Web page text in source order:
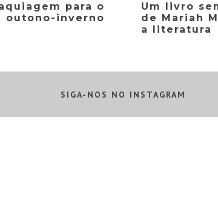
para o
outono-inverno
Um livro
de Mariah
a literatura
SIGA-NOS NO INSTAGRAM